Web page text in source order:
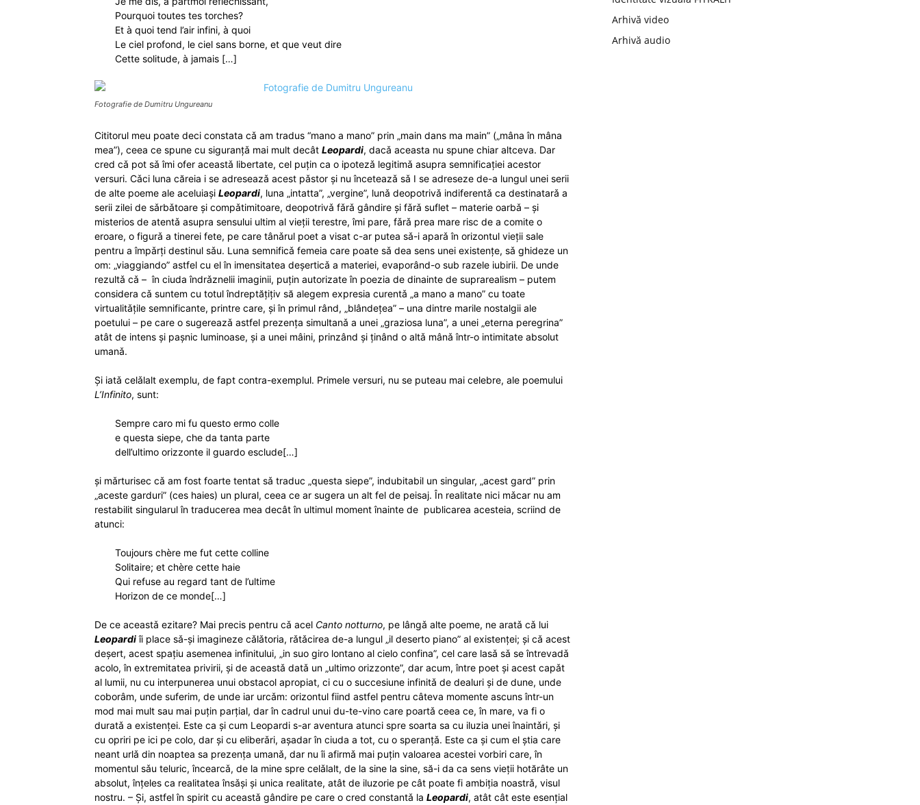
Pourquoi toutes tes torches?
Et à quoi tend l’air infini, à quoi
Le ciel profond, le ciel sans borne, et que veut dire
Cette solitude, à jamais […]
Fotografie de Dumitru Ungureanu
Cititorul meu poate deci constata cǎ am tradus “mano a mano” prin „main dans ma main” („mâna în mâna
mea”), ceea ce spune cu siguranțǎ mai mult decât Leopardi, dacǎ aceasta nu spune chiar altceva. Dar
cred cǎ pot sǎ îmi ofer aceastǎ libertate, cel puțin ca o ipotezǎ legitimǎ asupra semnificației acestor
versuri. Cǎci luna căreia i se adreseazǎ acest pǎstor și nu înceteazǎ sǎ I se adreseze de-a lungul unei serii
de alte poeme ale aceluiași Leopardi, luna „intatta”, „vergine”, lunǎ deopotrivǎ indiferentǎ ca destinatarǎ a
serii zilei de sǎrbǎtoare și compǎtimitoare, deopotrivǎ fǎrǎ gândire și fǎrǎ suflet – materie oarbǎ – și
misterios de atentǎ asupra sensului ultim al vieții terestre, îmi pare, fǎrǎ prea mare risc de a comite o
eroare, o figurǎ a tinerei fete, pe care tânǎrul poet a visat c-ar putea sǎ-i aparǎ în orizontul vieții sale
pentru a împǎrți destinul sǎu. Luna semnificǎ femeia care poate sǎ dea sens unei existențe, sǎ ghideze un
om: „viaggiando” astfel cu el în imensitatea deșerticǎ a materiei, evaporând-o sub razele iubirii. De unde
rezultǎ cǎ – în ciuda îndrǎznelii imaginii, puțin autorizate în poezia de dinainte de suprarealism – putem
considera cǎ suntem cu totul îndreptățițiv să alegem expresia curentǎ „a mano a mano” cu toate
virtualitǎțile semnificante, printre care, și în primul rând, „blândețea” – una dintre marile nostalgii ale
poetului – pe care o sugereazǎ astfel prezența simultanǎ a unei „graziosa luna”, a unei „eterna peregrina”
atât de intens și pașnic luminoase, și a unei mâini, prinzând și ținând o altǎ mânǎ într-o intimitate absolut
umanǎ.
Și iatǎ celǎlalt exemplu, de fapt contra-exemplul. Primele versuri, nu se puteau mai celebre, ale poemului
L’Infinito, sunt:
Sempre caro mi fu questo ermo colle
e questa siepe, che da tanta parte
dell’ultimo orizzonte il guardo esclude[…]
și mǎrturisec cǎ am fost foarte tentat sǎ traduc „questa siepe”, indubitabil un singular, „acest gard” prin
„aceste garduri” (ces haies) un plural, ceea ce ar sugera un alt fel de peisaj. În realitate nici mǎcar nu am
restabilit singularul în traducerea mea decât în ultimul moment înainte de publicarea acesteia, scriind de
atunci:
Toujours chère me fut cette colline
Solitaire; et chère cette haie
Qui refuse au regard tant de l’ultime
Horizon de ce monde[…]
De ce aceastǎ ezitare? Mai precis pentru cǎ acel Canto notturno, pe lângǎ alte poeme, ne aratǎ cǎ lui
Leopardiîi place sǎ-și imagineze cǎlǎtoria, rǎtǎcirea de-a lungul „il deserto piano” al existenței; și cǎ acest
deșert, acest spațiu asemenea infinitului, „in suo giro lontano al cielo confina”, cel care lasǎ sǎ se întrevadǎ
acolo, în extremitatea privirii, și de aceastǎ datǎ un „ultimo orizzonte”, dar acum, între poet și acest capǎt
al lumii, nu cu interpunerea unui obstacol apropiat, ci cu o succesiune infinitǎ de dealuri și de dune, unde
coborâm, unde suferim, de unde iar urcǎm: orizontul fiind astfel pentru câteva momente ascuns într-un
mod mai mult sau mai puțin parțial, dar în cadrul unui du-te-vino care poartǎ ceea ce, în mare, va fi o
duratǎ a existenței. Este ca și cum Leopardi s-ar aventura atunci spre soarta sa cu iluzia unei înaintǎri, și
cu opriri pe ici pe colo, dar și cu eliberǎri, așadar în ciuda a tot, cu o speranțǎ. Este ca și cum el știa care
neant urlǎ din noaptea sa prezența umanǎ, dar nu îi afirmǎ mai puțin valoarea acestei vorbiri care, în
momentul sǎu teluric, încearcǎ, de la mine spre celǎlalt, de la sine la sine, să-i da ca sens vieții hotărâte un
absolut, înțeles ca realitatea însǎși și unica realitate, atât de iluzorie pe cât poate fi ambiția noastrǎ, visul
nostru. – Și, astfel în spirit cu aceastǎ gândire pe care o cred constantǎ la Leopardi, atât cât este esențial
Arhivă video
Arhivă audio